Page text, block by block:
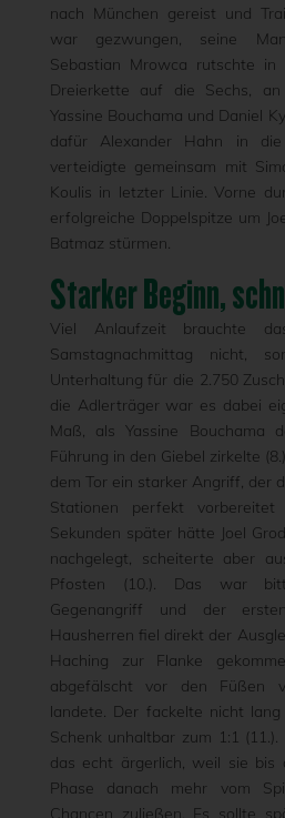
nach München gereist und
war gezwungen, seine
Sebastian Mrowca rutschte in
Dreierkette auf die Sechs,
Yassine Bouchama und Daniel
dafür Alexander Hahn in
verteidigte gemeinsam mit
Koulis in letzter Linie. Vorne
erfolgreiche Doppelspitze um
Batmaz stürmen.
Starker Beginn,
Viel Anlaufzeit brauchte
Samstagnachmittag nicht,
Unterhaltung für die 2.750
die Adlerträger war es dabei
Maß, als Yassine Bouchama
Führung in den Giebel zirkelte
dem Tor ein starker Angriff, der
Stationen perfekt
Sekunden später hätte Joel
nachgelegt, scheiterte aber
Pfosten (10.). Das war
Gegenangriff und der
Hausherren fiel direkt der
Haching zur Flanke
abgefälscht vor den Füßen
landete. Der fackelte nicht
Schenk unhaltbar zum 1:1
das echt ärgerlich, weil sie bis
Phase danach mehr vom
Chancen zuließen. Es sollte